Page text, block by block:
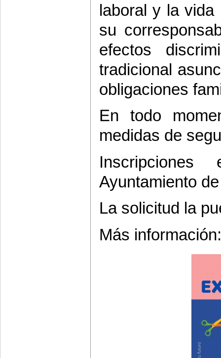
laboral y la vida
su
efectos
tradicional
obligaciones
En todo
medidas de
Ayuntamiento
La solicitud la
Más